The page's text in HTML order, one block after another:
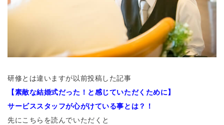
研修とは違いますが以前投稿した記事
【素敵な結婚式だった！と感じていただくために】
サービススタッフが心がけている事とは？！
先にこちらを読んでいただくと